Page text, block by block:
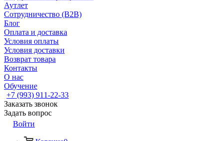
Аутлет
Сотрудничество (B2B)
Блог
Оплата и доставка
Условия оплаты
Условия доставки
Возврат товара
Контакты
О нас
Обучение
+7 (993) 911-22-33
Заказать звонок
Задать вопрос
Войти